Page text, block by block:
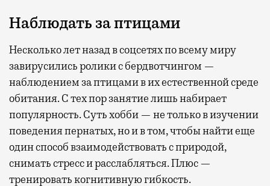
Наблюдать за птицами
Несколько лет назад в соцсетях по всему миру
завирусились ролики с бердвотчингом —
наблюдением за птицами в их естественной среде
обитания. С тех пор занятие лишь набирает
популярность. Суть хобби — не только в изучении
поведения пернатых, но и в том, чтобы найти еще
один способ взаимодействовать с природой,
снимать стресс и расслабляться. Плюс —
тренировать когнитивную гибкость.